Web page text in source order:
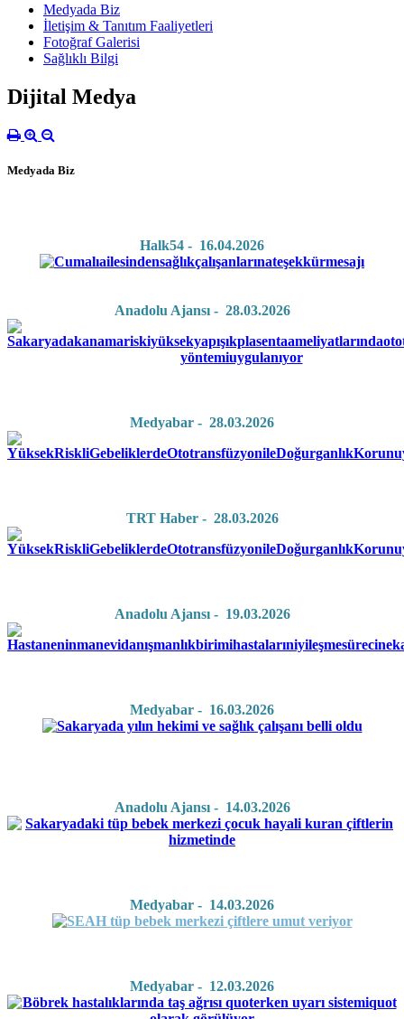
Medyada Biz
İletişim & Tanıtım Faaliyetleri
Fotoğraf Galerisi
Sağlıklı Bilgi
Dijital Medya
Medyada Biz
Halk54 - 16.04.2026
Anadolu Ajansı - 28.03.2026
Medyabar - 28.03.2026
TRT Haber - 28.03.2026
Anadolu Ajansı - 19.03.2026
Medyabar - 16.03.2026
Anadolu Ajansı - 14.03.2026
Medyabar - 14.03.2026
Medyabar - 12.03.2026